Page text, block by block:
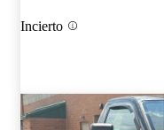
Incierto